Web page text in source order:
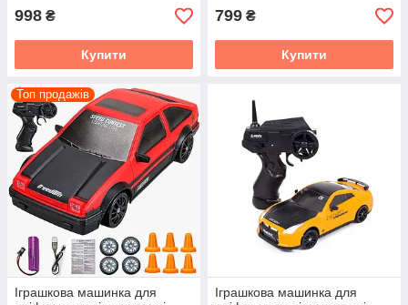
998 ₴
Купити
799 ₴
Купити
Топ продажів
Іграшкова машинка для
Іграшкова машинка для